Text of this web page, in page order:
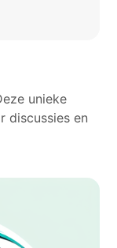
unieke
discussies en